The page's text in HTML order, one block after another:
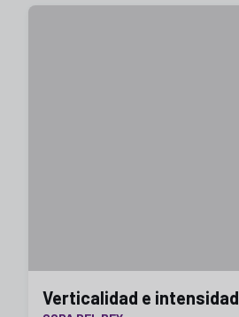
Verticalidad e intensidad